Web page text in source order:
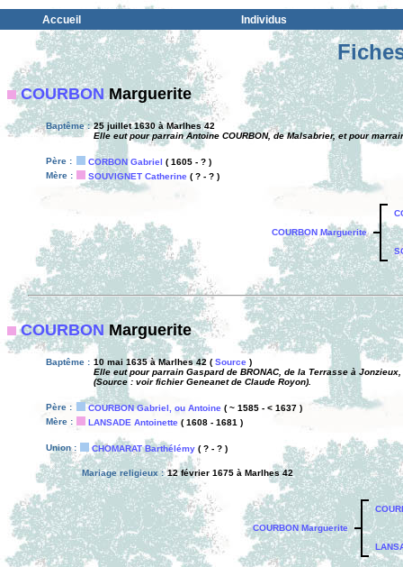
Accueil Individus
COURBONMarguerite
Baptême : 25 juillet 1630 à Marlhes 42
Elle eut pour parrain Antoine COURBON, de Malsabrier, et pour
Père : CORBON Gabriel ( 1605 - ? )
Mère :
SOUVIGNET Catherine ( ? - ? )
COURBON Marguerite
COURBON Marguerite
Baptême : 10 mai 1635 à Marlhes 42 ( Source )
Elle eut pour parrain Gaspard de BRONAC, de la Terrasse à
(Source : voir fichier Geneanet de Claude Royon).
Père : COURBON Gabriel, ou Antoine ( ~ 1585 - < 1637 )
Mère :
LANSADE Antoinette ( 1608 - 1681 )
Union : CHOMARAT Barthélémy ( ? - ? )
Mariage religieux : 12 février 1675 à Marlhes 42
COURBON Marguerite